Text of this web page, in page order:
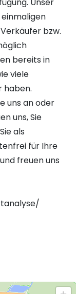
bzw.
bereits in
viele
haben.
uns an oder
uns, Sie
als
für Ihre
freuen uns